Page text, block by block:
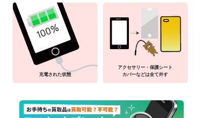
充電された状態
アクセサリー・保護シート
カバーなどは全て外す